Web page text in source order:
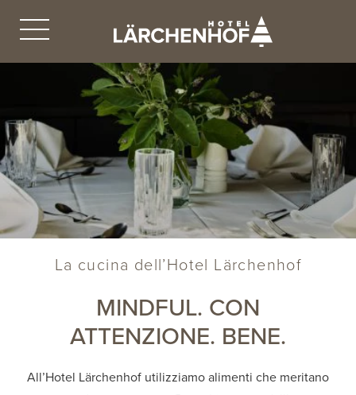
La cucina dell’Hotel Lärchenhof
MINDFUL. CON
ATTENZIONE. BENE.
All’Hotel Lärchenhof utilizziamo alimenti che meritano